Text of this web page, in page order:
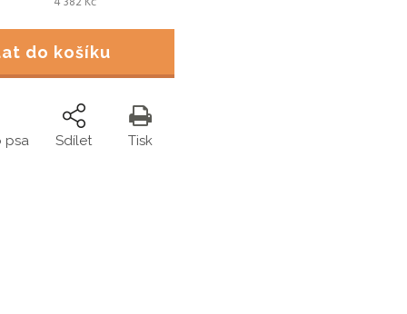
do košíku
psa Sdílet Tisk